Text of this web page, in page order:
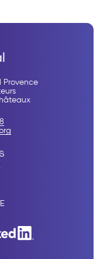
Provence